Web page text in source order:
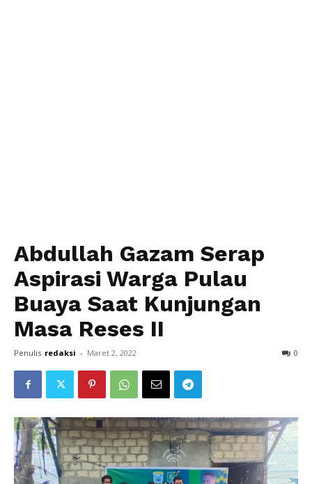
Abdullah Gazam Serap
Aspirasi Warga Pulau
Buaya Saat Kunjungan
Masa Reses II
Penulis redaksi - Maret 2, 2022 0